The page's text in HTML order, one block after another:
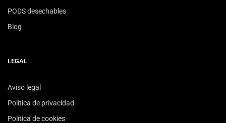
PODS desechables
Blog
LEGAL
Aviso legal
Política de privacidad
Política de cookies